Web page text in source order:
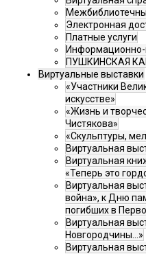
Электронная
Платные услуги
ПУШКИНСКАЯ
Виртуальные выставки
«Участники
искусстве»
«Жизнь и
Чистякова»
«Скульптуры,
Виртуальная
Виртуальная
«Теперь это
Виртуальная
война», к Дню
погибших в
Виртуальная
Новгородчины…»
Виртуальная